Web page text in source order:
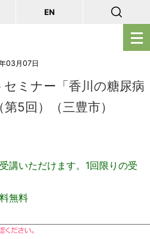
メ
ニ
ー
EN
03月07日
ミナー「香川の糖尿病
5回）（三豊市）
講いただけます。1回限りの受
無料